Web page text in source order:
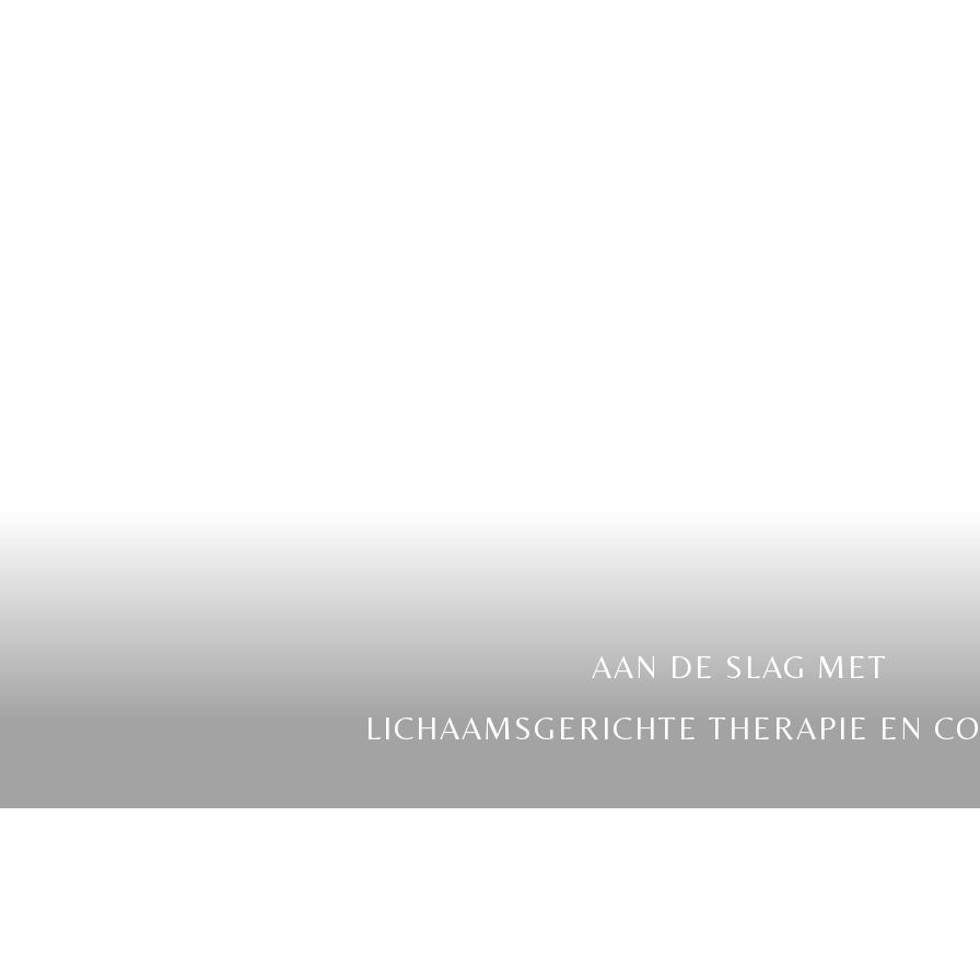
AAN DE SLAG MET
LICHAAMSGERICHTE THERAPIE EN